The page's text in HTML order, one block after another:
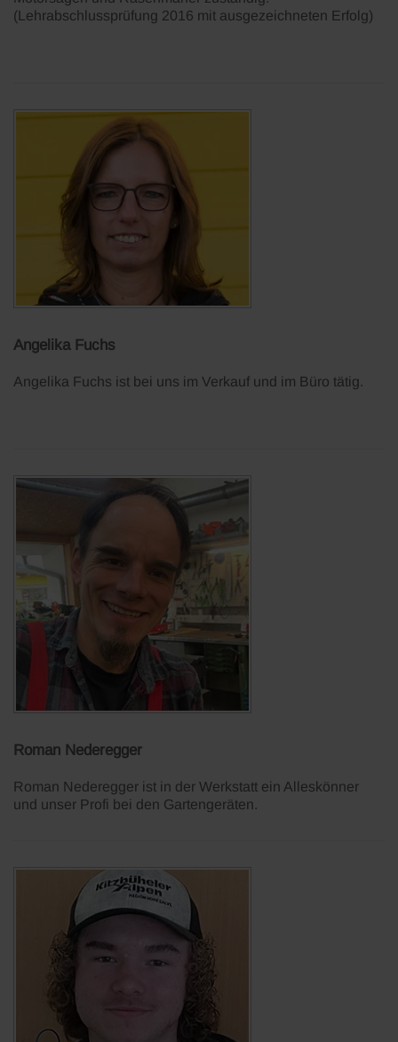
(Lehrabschlussprüfung 2016 mit ausgezeichneten Erfolg)
Angelika Fuchs
Angelika Fuchs ist bei uns im Verkauf und im Büro tätig.
Roman Nederegger
Roman Nederegger ist in der Werkstatt ein Alleskönner
und unser Profi bei den Gartengeräten.